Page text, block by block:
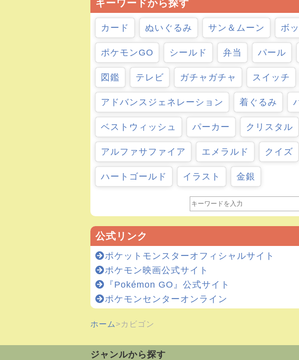
キーワードから探す
カード ぬいぐるみ サン＆ムーン ボ
ポケモンGO シールド 弁当 パール
図鑑 テレビ ガチャガチャ スイッチ
アドバンスジェネレーション 着ぐるみ
ベストウィッシュ パーカー クリスタル
アルファサファイア エメラルド クイズ
ハートゴールド イラスト 金銀
公式リンク
ポケットモンスターオフィシャルサイト
ポケモン映画公式サイト
『Pokémon GO』公式サイト
ポケモンセンターオンライン
ホーム カビゴン
ジャンルから探す